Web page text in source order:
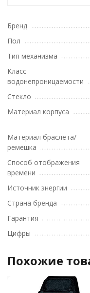
Бренд
Пол
Тип механизма
Класс
водонепроницаемости
Стекло
Материал корпуса
Материал браслета/
ремешка
Способ отображения
времени
Источник энергии
Страна бренда
Гарантия
Цифры
Похожие